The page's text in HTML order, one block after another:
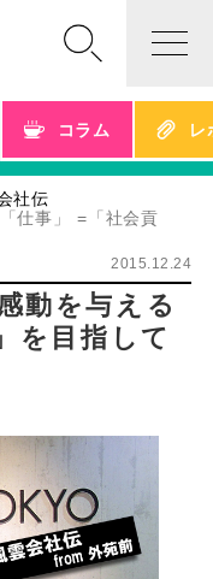
コラム レ
社伝
仕事」 =「社会貢
2015.12.24
動を与える
を目指して